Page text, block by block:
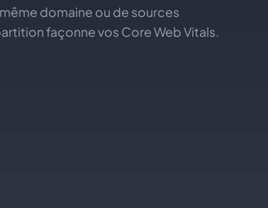
domaine ou de sources
façonne vos Core Web Vitals.